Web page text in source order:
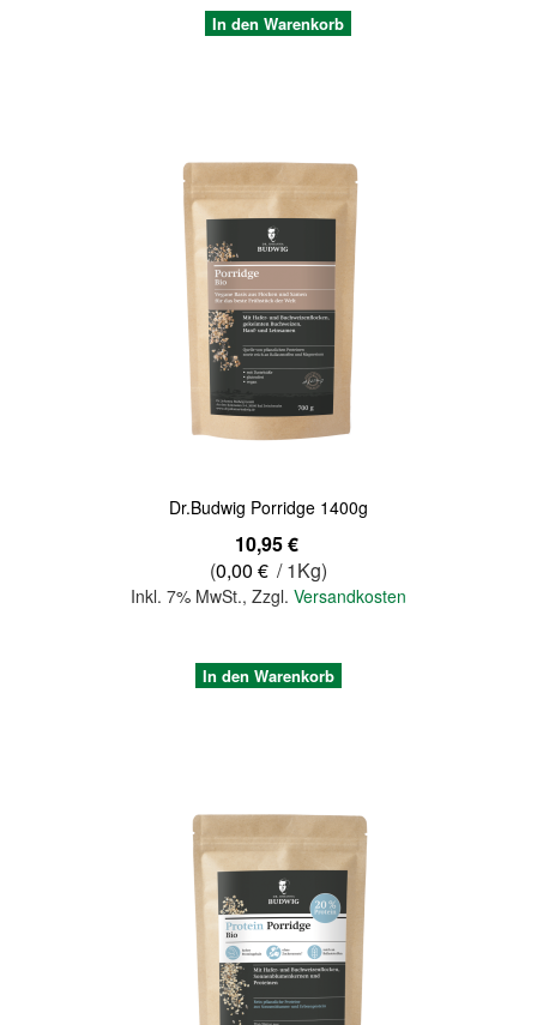
In den Warenkorb
Dr.Budwig Porridge 1400g
10,95 €
(0,00 € / 1Kg)
Inkl. 7% MwSt., Zzgl. Versandkosten
In den Warenkorb